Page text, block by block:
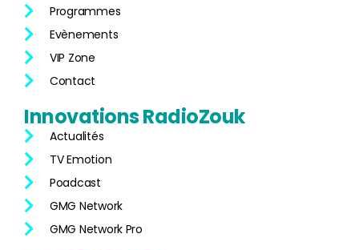
Programmes
Evènements
VIP Zone
Contact
InnovationsRadioZouk
Actualités
TV Emotion
Poadcast
GMG Network
GMG Network Pro